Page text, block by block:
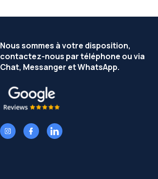
Nous sommes à votre disposition,
contactez-nous par téléphone ou via
Chat, Messanger et WhatsApp.